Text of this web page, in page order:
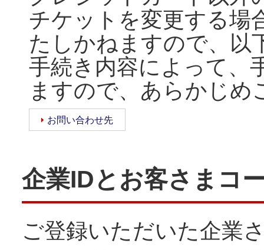
チケットを変更する場
たしかねますので、以
手続き内容によって、
ますので、あらかじめ
お問い合わせ先
企業IDとお客さまコ
ご登録いただいた企業